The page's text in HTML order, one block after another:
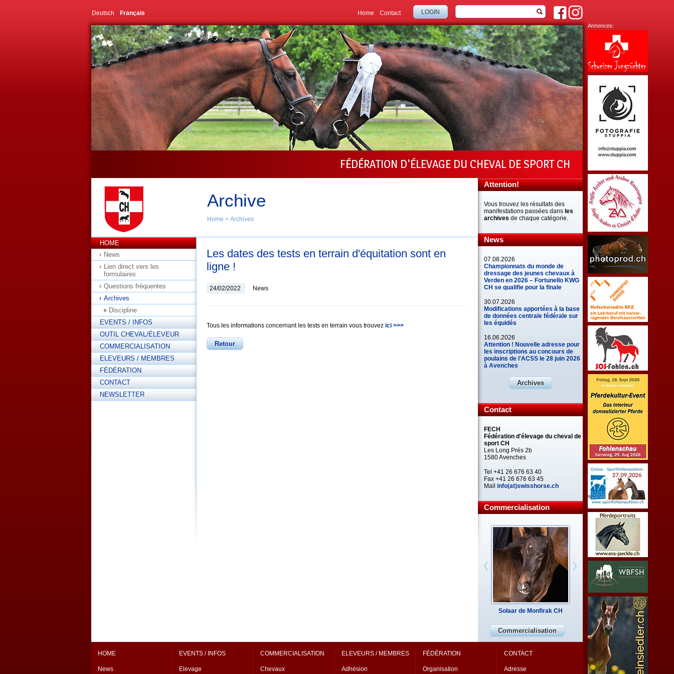
Deutsch Français LOGIN
Home Contact
FÉDÉRATION D'ÉLEVAGE DU CHEVAL DE SPORT CH
Archive
Home > Archives
HOME
News
Lien direct vers les
formulaires
Questions fréquentes
Archives
Discipline
EVENTS / INFOS
OUTIL CHEVAL/ÉLEVEUR
COMMERCIALISATION
ELEVEURS / MEMBRES
FÉDÉRATION
CONTACT
NEWSLETTER
Les dates des tests en terrain d'équitation sont en
ligne !
24/02/2022 News
Tous les informations concernant les tests en terrain vous trouvez ici >>>
Retour
Attention!
Vous trouvez les résultats des
manifestations passées dans les
archives de chaque catégorie.
News
07.08.2026
Championnats du monde de
dressage des jeunes chevaux à
Verden en 2026 – Fortunello KWG
CH se qualifie pour la finale
30.07.2026
Modifications apportées à la base
de données centrale fédérale sur
les équidés
16.06.2026
Attention ! Nouvelle adresse pour
les inscriptions au concours de
poulains de l'ACSS le 28 juin 2026
à Avenches
Archives
Contact
FECH
Fédération d'élevage du cheval de
sport CH
Les Long Prés 2b
1580 Avenches
Tel +41 26 676 63 40
Fax +41 26 676 63 45
Mail info(at)swisshorse.ch
Commercialisation
Solaar de Monfirak CH
Commercialisation
HOME
News
EVENTS / INFOS
Elevage
COMMERCIALISATION
Chevaux
ELEVEURS / MEMBRES
Adhésion
FÉDÉRATION
Organisation
CONTACT
Adresse
Annonces: